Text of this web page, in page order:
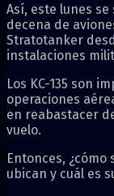
Así, este lunes se
decena de
Stratotanker
instalaciones
Los KC-135 son
operaciones
en reabastacer
vuelo.
Entonces,
ubican y cuál es